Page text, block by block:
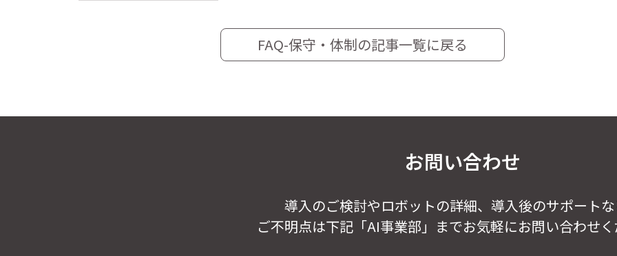
FAQ-保守・体制の記事一覧に戻る
お問い合わせ
導入のご検討やロボットの詳細、導入後のサポートな
ご不明点は下記「AI事業部」までお気軽にお問い合わせく